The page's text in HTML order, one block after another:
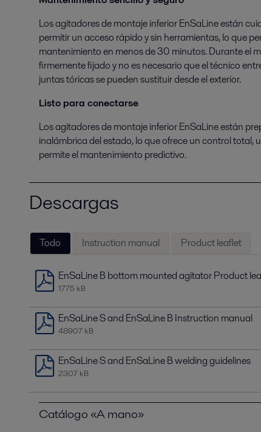
Los agitadores de montaje inferior EnSaLine están
permitir un acceso rápido y sin herramientas, lo que
mantenimiento en menos de 30 minutos. Durante el
firmemente fijado y no es necesario que el técnico
juntas tóricas se pueden sustituir desde el exterior.
Listo para conectarse
Los agitadores de montaje inferior EnSaLine están
inalámbrica del estado, lo que ofrece un control total,
permite el mantenimiento predictivo.
Descargas
Todo Instruction manual Product leaflet
EnSaLine B bottom mounted agitator Product
1775 kB
EnSaLine S and EnSaLine B Instruction manual
48907 kB
EnSaLine S and EnSaLine B welding guidelines
2307 kB
Catálogo «A mano»